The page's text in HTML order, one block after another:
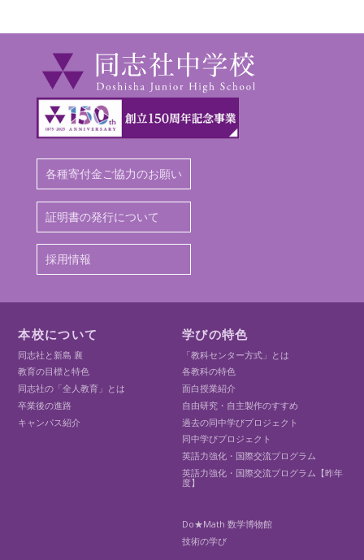
各種寄付金ご協力のお願い
証明書の発行について
採用情報
本校について
同志社と新島 襄
教育の目標と特色
同志社の「全人教育」とは
卒業後の進路
キャンパス紹介
学びの特色
「教科センター方式」とは
各教科の特色
面白授業紹介
自由研究・自主製作のすすめ
過去の同中学びプロジェクト
同中学びプロジェクト
英語力強化・国際交流プログラム
英語力強化・国際交流プログラム【昨年
度】
Do★Math 数学博物館
技術の学び